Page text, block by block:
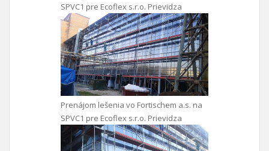
SPVC1 pre Ecoflex s.r.o. Prievidza
Prenájom lešenia vo Fortischem a.s. na
SPVC1 pre Ecoflex s.r.o. Prievidza